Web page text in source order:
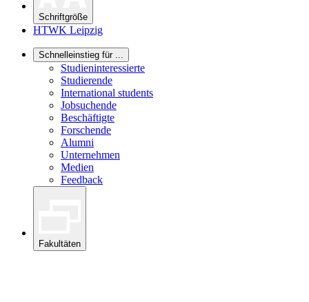
Schriftgröße
HTWK Leipzig
Schnelleinstieg für ...
Studieninteressierte
Studierende
International students
Jobsuchende
Beschäftigte
Forschende
Alumni
Unternehmen
Medien
Feedback
Fakultäten